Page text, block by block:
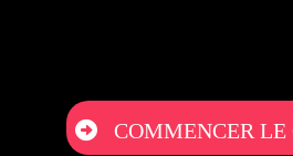
COMMENCER